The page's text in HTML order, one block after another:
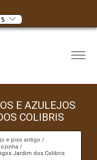
E AZULEJOS
COLIBRIS
e piso antigo
Jardim dos Colibris